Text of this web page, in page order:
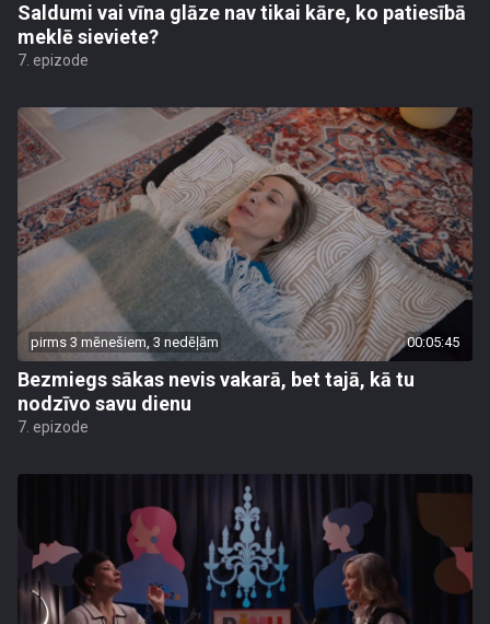
Saldumi vai vīna glāze nav tikai kāre, ko patiesībā
meklē sieviete?
7. epizode
pirms 3 mēnešiem, 3 nedēļām 00:05:45
Bezmiegs sākas nevis vakarā, bet tajā, kā tu
nodzīvo savu dienu
7. epizode